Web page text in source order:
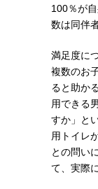
100％が
数は同伴
満足度に
複数のお
ると助か
用できる
すか」と
用トイレ
との問い
て、実際